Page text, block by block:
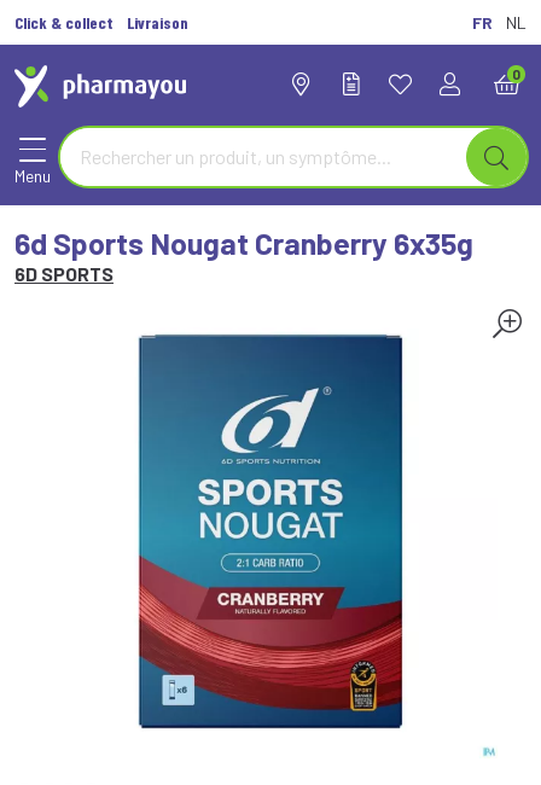
Click & collect Livraison FR NL
0
Menu
6d Sports Nougat Cranberry 6x35g
6D SPORTS